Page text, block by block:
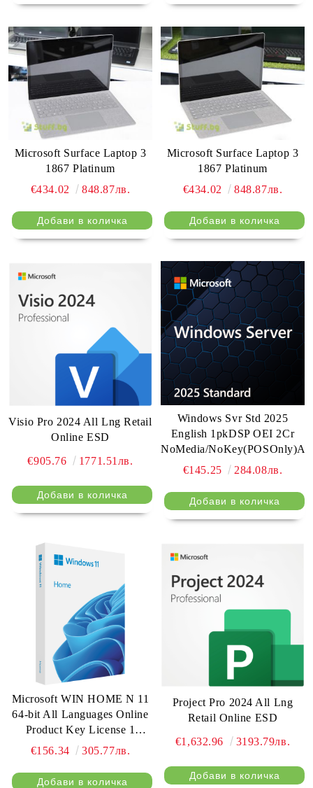
Microsoft Surface Laptop 3
1867 Platinum
€434.02
848.87лв.
Microsoft Surface Laptop 3
1867 Platinum
€434.02
848.87лв.
Visio Pro 2024 All Lng Retail
Online ESD
€905.76 1771.51лв.
Windows Svr Std 2025
English 1pkDSP OEI 2Cr
NoMedia/
€145.25
284.08лв.
Microsoft WIN HOME N 11
64-bit All Languages Online
Product Key License 1
License Downloadable ESD
€156.34 305.77лв.
Project Pro 2024 All Lng
Retail Online ESD
€1,632.96 3193.79лв.